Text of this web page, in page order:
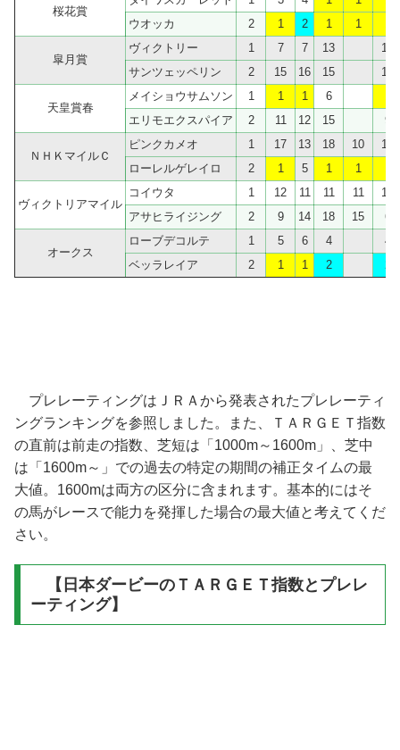
桜花賞
ウオッカ
2 1 2 1 1
皐月賞
ヴィクトリー 1 7 7 13
12
サンツェッペリン
2 15 16 15 12
天皇賞春
メイショウサムソン 1 1 1 6
エリモエクスパイア
2 11 12 15 9
ＮＨＫマイルＣ
ピンクカメオ 1 17 13 18 10
13
ローレルゲレイロ
2 1 5 1 1
ヴィクトリアマイル
コイウタ 1 12 11 11 11
15
アサヒライジング
2 9 14 18 15 6
オークス
ローブデコルテ 1 5 6 4
4
ベッラレイア
2 1 1 2
プレレーティングはＪＲＡから発表されたプレレーティ
ングランキングを参照しました。また、ＴＡＲＧＥＴ指数
の直前は前走の指数、芝短は「1000m～1600m」、芝中
は「1600m～」での過去の特定の期間の補正タイムの最
大値。1600mは両方の区分に含まれます。基本的にはそ
の馬がレースで能力を発揮した場合の最大値と考えてくだ
さい。
【日本ダービーのＴＡＲＧＥＴ指数とプレレ
ーティング】